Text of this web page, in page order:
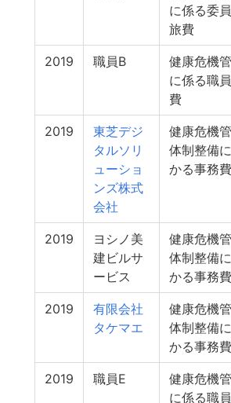
に係る委
旅費
2019 職員B
健康危機
に係る職
費
2019
東芝デジ
タルソリ
ューショ
ンズ株式
会社
健康危機
体制整備
かる事務
2019
ヨシノ美
建ビルサ
ービス
健康危機
体制整備
かる事務
2019
有限会社
タケマエ
健康危機
体制整備
かる事務
2019 職員E
健康危機
に係る職